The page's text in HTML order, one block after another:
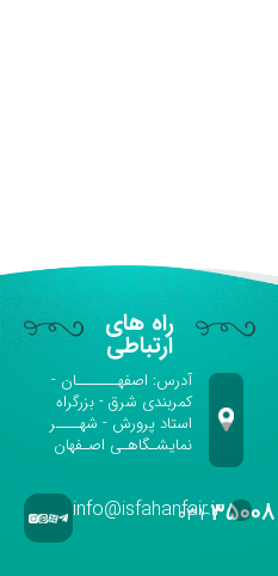
راه های
ارتباطی
آدرس: اصفهـــــــان -
کمربندی شرق - بزرگراه
استاد پرورش - شهــــر
نمایشـگاهـی اصـفهان
۰۳۱-۳۵۰۰۸info@isfahanfair.ir